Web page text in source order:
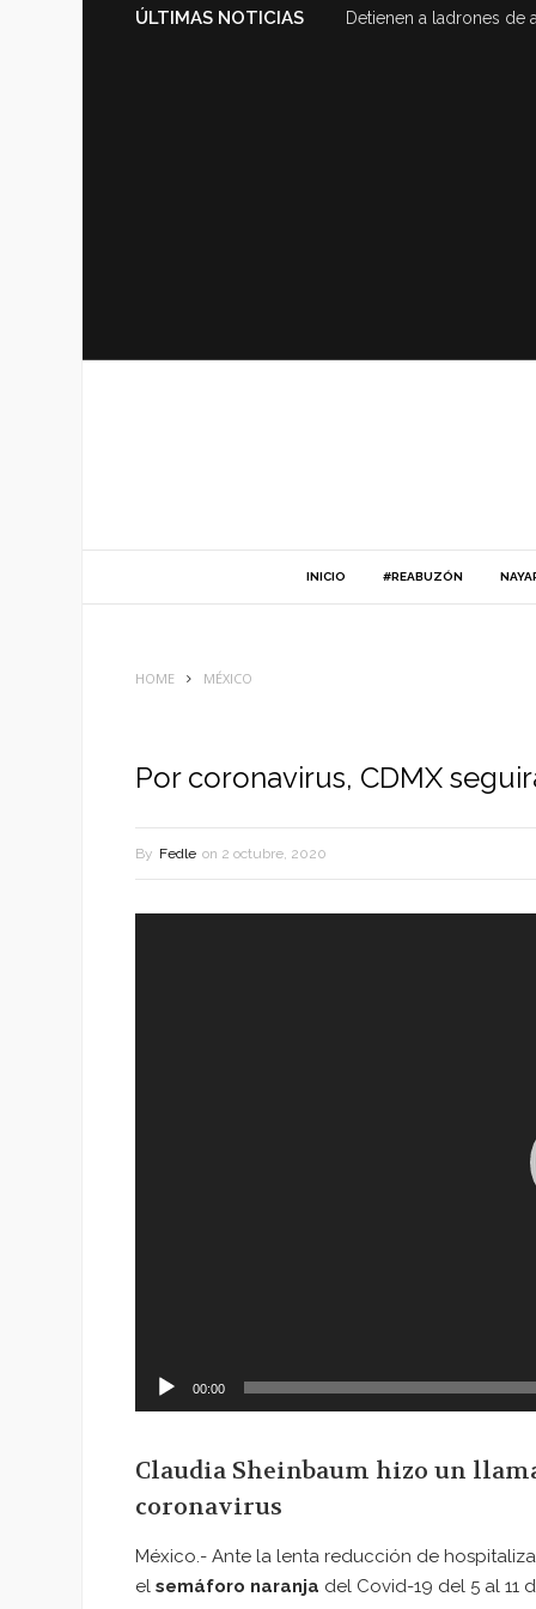
ÚLTIMAS NOTICIAS Detienen a ladrones de
INICIO #REABUZÓN
HOME MÉXICO
Por coronavirus, CDMX
By Fedle on 2 octubre, 2020
00:00
Claudia Sheinbaum hizo un
coronavirus
México.- Ante la lenta reducción de
el semáforo naranja del Covid-19 del 5 al 11